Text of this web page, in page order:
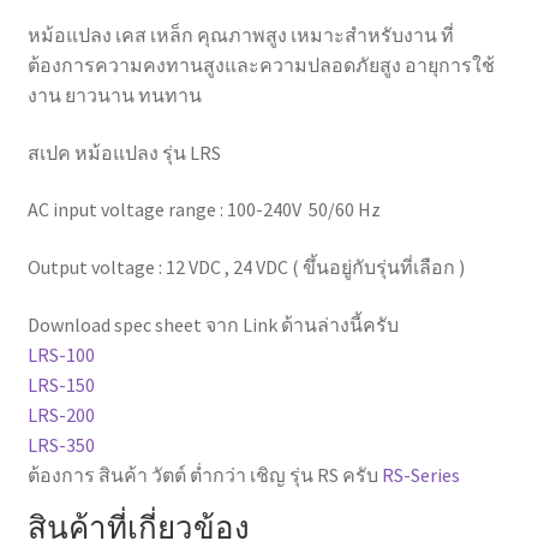
หม้อแปลง เคส เหล็ก คุณภาพสูง เหมาะสำหรับงาน ที่
ต้องการความคงทานสูงและความปลอดภัยสูง อายุการใช้
งาน ยาวนาน ทนทาน
สเปค หม้อแปลง รุ่น LRS
AC input voltage range : 100-240V 50/60 Hz
Output voltage : 12 VDC , 24 VDC ( ขึ้นอยู่กับรุ่นที่เลือก )
Download spec sheet จาก Link ด้านล่างนี้ครับ
LRS-100
LRS-150
LRS-200
LRS-350
ต้องการ สินค้า วัตต์ ต่ำกว่า เชิญ รุ่น RS ครับ RS-Series
สินค้าที่เกี่ยวข้อง